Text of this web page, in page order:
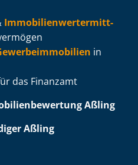
Im­mo­bi­li­en­wert­ermitt­
in
das Finanzamt
Aßling
Aßling